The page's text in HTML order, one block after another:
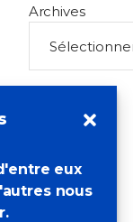
eux
nous
Archives